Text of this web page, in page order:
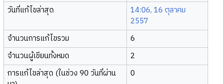
วันที่แก้ไขล่าสุด
14:06, 16 ตุลาคม
2557
จำนวนการแก้ไขรวม
6
จำนวนผู้เขียนทั้งหมด
2
การแก้ไขล่าสุด (ในช่วง 90 วันที่ผ่าน
0